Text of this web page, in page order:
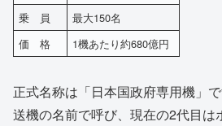
乗 員
最大150名
価 格
1機あたり約680億円
正式名称は「日本国政府専用機」
送機の名前で呼び、現在の2代目は